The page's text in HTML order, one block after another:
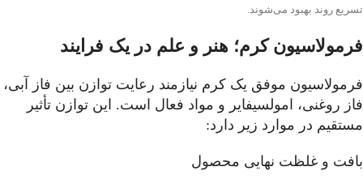
تسریع روند بهبود می‌شوند.
فرمولاسیون کرم؛ هنر و علم در یک فرایند
فرمولاسیون موفق یک کرم نیازمند رعایت توازن بین فاز آبی،
فاز روغنی، امولسیفایر و مواد فعال است. این توازن تأثیر
مستقیم در موارد زیر دارد:
بافت و غلظت نهایی محصول